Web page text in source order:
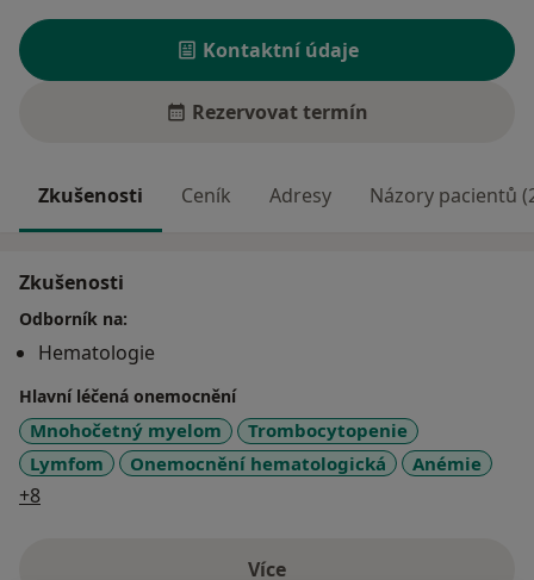
Kontaktní údaje
Rezervovat termín
Zkušenosti Ceník Adresy Názory pacientů
Zkušenosti
Odborník na:
Hematologie
Hlavní léčená onemocnění
Mnohočetný myelom
Trombocytopenie
Lymfom
Onemocnění hematologická Anémie
+8a11y_sr_more_diseases
Více